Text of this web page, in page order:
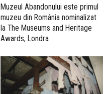
Muzeul Abandonului este primul
muzeu din România nominalizat
la The Museums and Heritage
Awards, Londra